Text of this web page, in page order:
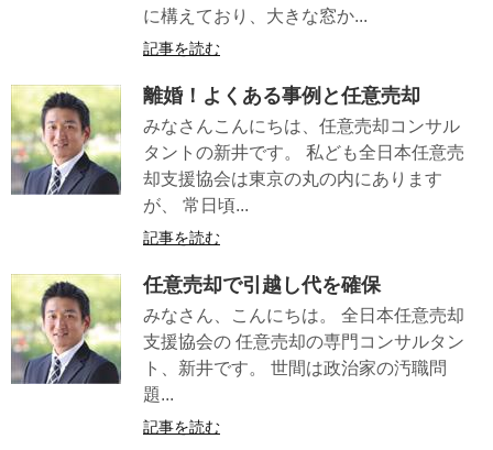
に構えており、大きな窓か...
記事を読む
離婚！よくある事例と任意売却
みなさんこんにちは、任意売却コンサル
タントの新井です。 私ども全日本任意売
却支援協会は東京の丸の内にあります
が、 常日頃...
記事を読む
任意売却で引越し代を確保
みなさん、こんにちは。 全日本任意売却
支援協会の 任意売却の専門コンサルタン
ト、新井です。 世間は政治家の汚職問
題...
記事を読む